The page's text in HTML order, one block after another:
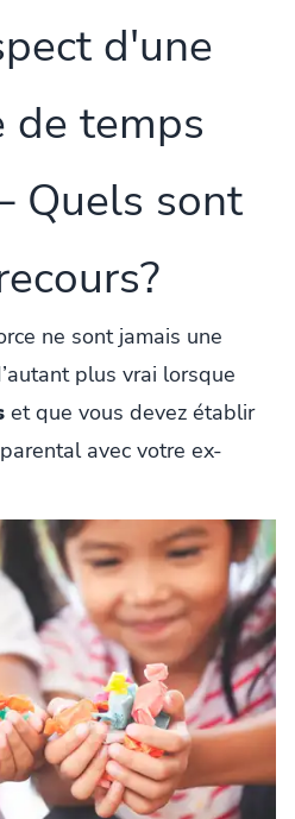
d'une
de temps
Quels sont
ne sont jamais une
plus vrai lorsque
et que vous devez établir
avec votre ex-